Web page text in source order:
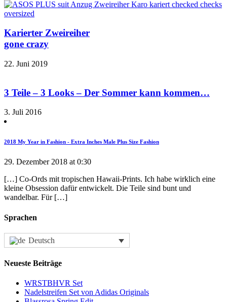
Karierter Zweireiher
gone crazy
22. Juni 2019
3 Teile – 3 Looks – Der Sommer kann kommen…
3. Juli 2016
2018 My Year in Fashion - Extra Inches Male Plus Size Fashion
29. Dezember 2018 at 0:30
[…] Co-Ords mit tropischen Hawaii-Prints. Ich habe wirklich eine
kleine Obsession dafür entwickelt. Die Teile sind bunt und
wandelbar. Für […]
Sprachen
Deutsch
Neueste Beiträge
WRSTBHVR Set
Nadelstreifen Set von Adidas Originals